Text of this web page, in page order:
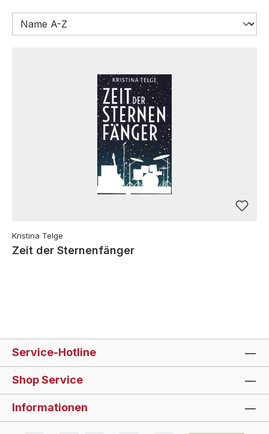
Kristina Telge
Zeit der Sternenfänger
Service-Hotline
Shop Service
Informationen